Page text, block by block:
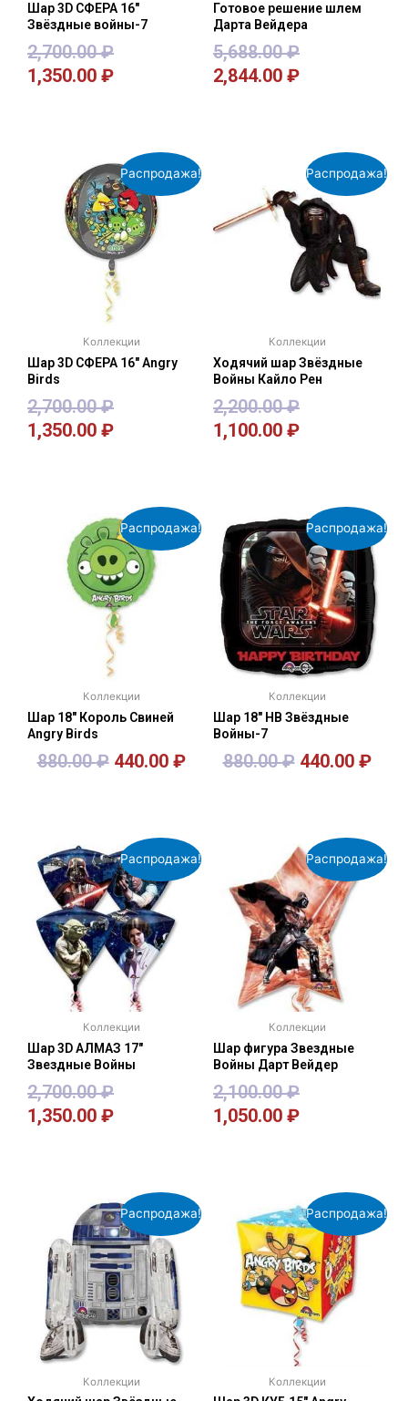
Шар 3D СФЕРА 16″
Звёздные войны-7
2,700.00₽
1,350.00 ₽
Готовое решение шлем
Дарта Вейдера
5,688.00₽
2,844.00 ₽
Распродажа!
Коллекции
Шар 3D СФЕРА 16″ Angry
Birds
2,700.00₽
1,350.00 ₽
Распродажа!
Коллекции
Ходячий шар Звёздные
Войны Кайло Рен
2,200.00₽
1,100.00 ₽
Распродажа!
Коллекции
Шар 18″ Король Свиней
Angry Birds
880.00₽ 440.00 ₽
Распродажа!
Коллекции
Шар 18″ HB Звёздные
Войны-7
880.00₽ 440.00 ₽
Распродажа!
Коллекции
Шар 3D АЛМАЗ 17″
Звездные Войны
2,700.00₽
1,350.00 ₽
Распродажа!
Коллекции
Шар фигура Звездные
Войны Дарт Вейдер
2,100.00₽
1,050.00 ₽
Распродажа!
Коллекции
Распродажа!
Коллекции